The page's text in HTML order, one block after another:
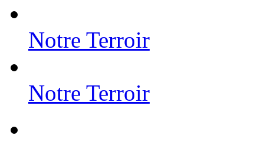
Notre Terroir
Notre Terroir